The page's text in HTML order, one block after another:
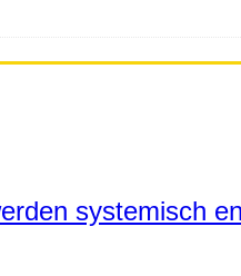
systemisch